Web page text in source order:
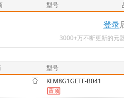
型号
登录
3000+万不断更新的元
型号
KLM8G1GETF-B041